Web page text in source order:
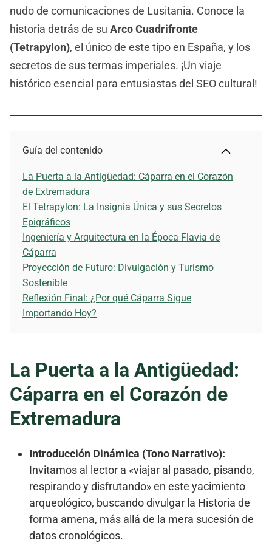
nudo de comunicaciones de Lusitania. Conoce la
historia detrás de su Arco Cuadrifronte
(Tetrapylon), el único de este tipo en España, y los
secretos de sus termas imperiales. ¡Un viaje
histórico esencial para entusiastas del SEO cultural!
Guía del contenido
La Puerta a la Antigüedad: Cáparra en el Corazón
de Extremadura
El Tetrapylon: La Insignia Única y sus Secretos
Epigráficos
Ingeniería y Arquitectura en la Época Flavia de
Cáparra
Proyección de Futuro: Divulgación y Turismo
Sostenible
Reflexión Final: ¿Por qué Cáparra Sigue
Importando Hoy?
La Puerta a la Antigüedad:
Cáparra en el Corazón de
Extremadura
Introducción Dinámica (Tono Narrativo):
Invitamos al lector a «viajar al pasado, pisando,
respirando y disfrutando» en este yacimiento
arqueológico, buscando divulgar la Historia de
forma amena, más allá de la mera sucesión de
datos cronológicos.